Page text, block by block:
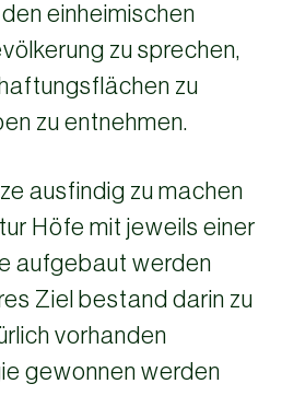
einheimischen
zu sprechen,
zu
zu entnehmen.
ausfindig zu machen
Höfe mit jeweils einer
aufgebaut werden
Ziel bestand darin zu
vorhanden
gewonnen werden